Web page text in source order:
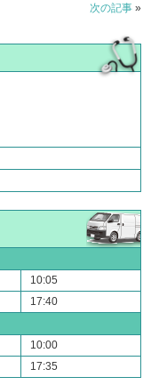
10:05
17:40
10:00
17:35
次の記事 »